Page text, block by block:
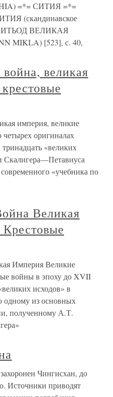
=*= СИТИЯ =*=
(скандинавское
ВЕЛИКАЯ
MIKLA) [523], с. 40,
великая
империя, великие
четырех оригиналах
«великих
Скалигера—Петавиуса
«учебника по
Великая
Империя Великие
войны в эпоху до XVII
исходов» в
одному из основных
полученному А.Т.
Чингисхан, до
Источники приводят